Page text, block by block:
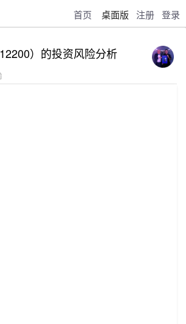
首页 桌面版 注册 登录
）的投资风险分析